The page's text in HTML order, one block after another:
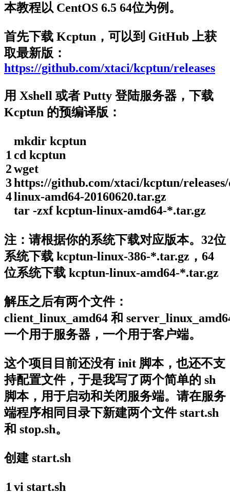
本教程以 CentOS 6.5 64位为例。
首先下载 Kcptun，可以到 GitHub 上获
取最新版：
https://github.com/xtaci/kcptun/releases
用 Xshell 或者 Putty 登陆服务器，下载
Kcptun 的预编译版：
1
2
3
4
mkdir kcptun
cd kcptun
wget
https://github.com/xtaci/kcptun/
linux-amd64-20160620.tar.gz
tar -zxfkcptun-linux-amd64-*.tar.gz
注：请根据你的系统下载对应版本。32位
系统下载 kcptun-linux-386-*.tar.gz，64
位系统下载 kcptun-linux-amd64-*.tar.gz
解压之后有两个文件：
client_linux_amd64 和
一个用于服务器，一个用于客户端。
这个项目目前还没有 init 脚本，也还不支
持配置文件，于是我写了两个简单的 sh
脚本，用于启动和关闭服务端。请在服务
端程序相同目录下新建两个文件 start.sh
和 stop.sh。
创建 start.sh
1 vi start.sh